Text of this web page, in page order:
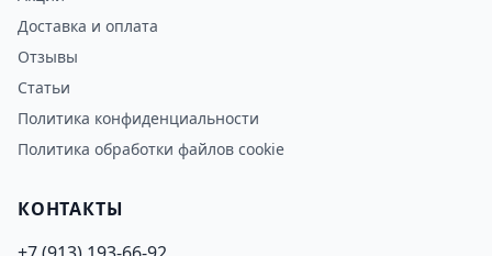
Доставка и оплата
Отзывы
Статьи
Политика конфиденциальности
Политика обработки файлов cookie
КОНТАКТЫ